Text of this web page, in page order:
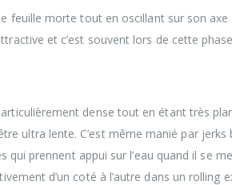
feuille morte tout en oscillant sur son
et c’est souvent lors de cette
dense tout en étant très
ultra lente. C’est même manié par jerks
prennent appui sur l’eau quand il se
d’un coté à l’autre dans un